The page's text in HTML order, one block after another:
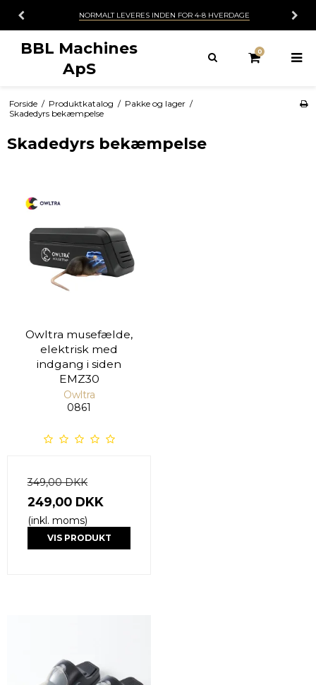
NORMALT LEVERES INDEN FOR 4-8 HVERDAGE
BBL Machines
ApS
0
Forside / Produktkatalog / Pakke og lager /
Skadedyrs bekæmpelse
Skadedyrs bekæmpelse
Owltra musefælde,
elektrisk med
indgang i siden
EMZ30
Owltra
0861
349,00 DKK
249,00 DKK
(inkl. moms)
VIS PRODUKT